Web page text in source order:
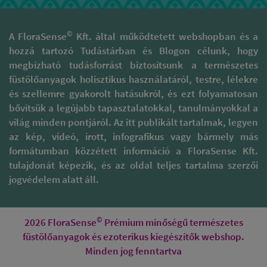
A FloraSense© Kft. által működtetett webshopban és a
hozzá tartozó Tudástárban és Blogon célunk, hogy
megbízható tudásforrást biztosítsunk a természetes
füstölőanyagok holisztikus használatáról, testre, lélekre
és szellemre gyakorolt hatásukról, és ezt folyamatosan
bővítsük a legújabb tapasztalatokkal, tanulmányokkal a
világ minden pontjáról. Az itt publikált tartalmak, legyen
az kép, videó, írott, infografikus vagy bármely más
formátumban közzétett információ a FloraSense Kft.
tulajdonát képezik, és az oldal teljes tartalma szerzői
jogvédelem alatt áll.
2026 FloraSense© Prémium minőségű természetes
füstölőanyagok és ezoterikus kiegészítők webshop.
Minden jog fenntartva